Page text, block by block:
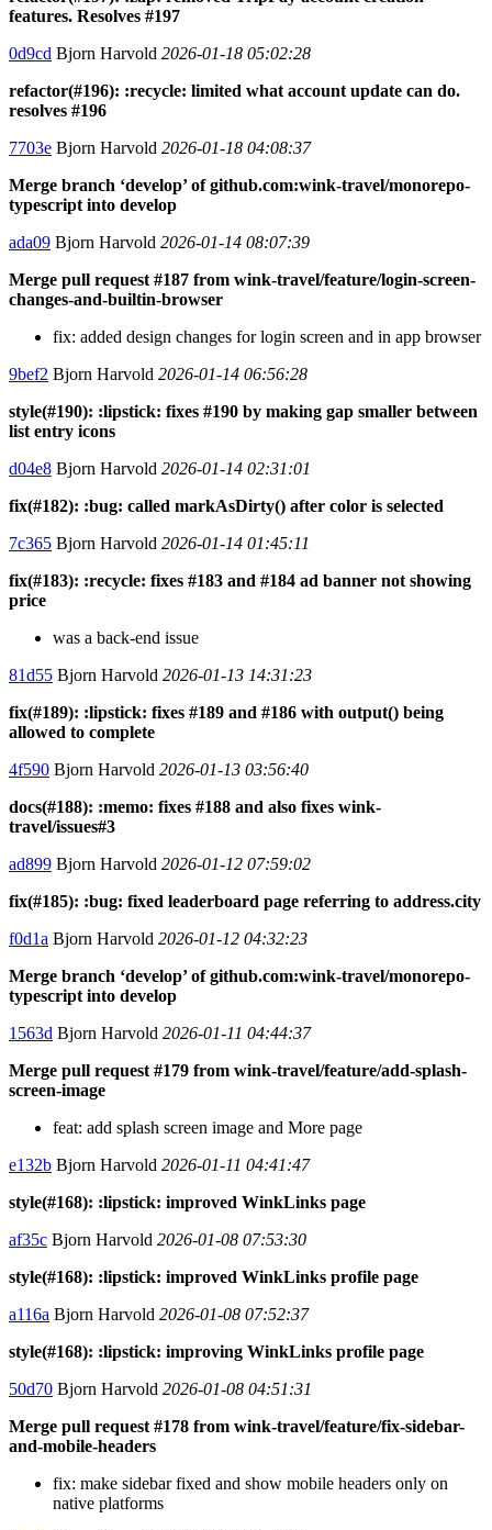
features. Resolves #197
0d9cd Bjorn Harvold 2026-01-18 05:02:28
refactor(#196): :recycle: limited what account update can do.
resolves #196
7703e Bjorn Harvold 2026-01-18 04:08:37
Merge branch ‘develop’ of github.com:wink-travel/monorepo-
typescript into develop
ada09 Bjorn Harvold 2026-01-14 08:07:39
Merge pull request #187 from wink-travel/feature/login-screen-
changes-and-builtin-browser
fix: added design changes for login screen and in app browser
9bef2 Bjorn Harvold 2026-01-14 06:56:28
style(#190): :lipstick: fixes #190 by making gap smaller between
list entry icons
d04e8 Bjorn Harvold 2026-01-14 02:31:01
fix(#182): :bug: called markAsDirty() after color is selected
7c365 Bjorn Harvold 2026-01-14 01:45:11
fix(#183): :recycle: fixes #183 and #184 ad banner not showing
price
was a back-end issue
81d55 Bjorn Harvold 2026-01-13 14:31:23
fix(#189): :lipstick: fixes #189 and #186 with output() being
allowed to complete
4f590 Bjorn Harvold 2026-01-13 03:56:40
docs(#188): :memo: fixes #188 and also fixes wink-
travel/issues#3
ad899 Bjorn Harvold 2026-01-12 07:59:02
fix(#185): :bug: fixed leaderboard page referring to address.city
f0d1a Bjorn Harvold 2026-01-12 04:32:23
Merge branch ‘develop’ of github.com:wink-travel/monorepo-
typescript into develop
1563d Bjorn Harvold 2026-01-11 04:44:37
Merge pull request #179 from wink-travel/feature/add-splash-
screen-image
feat: add splash screen image and More page
e132b Bjorn Harvold 2026-01-11 04:41:47
style(#168): :lipstick: improved WinkLinks page
af35c Bjorn Harvold 2026-01-08 07:53:30
style(#168): :lipstick: improved WinkLinks profile page
a116a Bjorn Harvold 2026-01-08 07:52:37
style(#168): :lipstick: improving WinkLinks profile page
50d70 Bjorn Harvold 2026-01-08 04:51:31
Merge pull request #178 from wink-travel/feature/fix-sidebar-
and-mobile-headers
fix: make sidebar fixed and show mobile headers only on
native platforms